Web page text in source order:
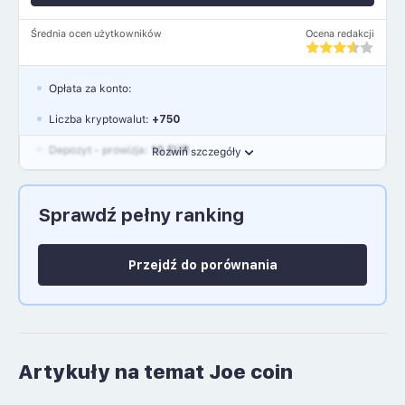
Średnia ocen użytkowników Ocena redakcji
Rozwiń szczegóły
Opłata za konto:
Liczba kryptowalut: +750
Depozyt - prowizja: 10 EUR
Język polski: NIE
Sprawdź pełny ranking
Przejdź do porównania
Artykuły na temat Joe coin